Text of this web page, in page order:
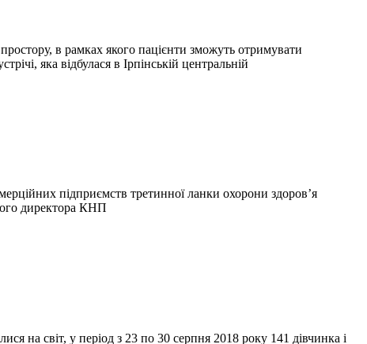
в рамках якого пацієнти зможуть отримувати
яка відбулася в Ірпінській центральній
підприємств третинної ланки охорони здоров’я
директора КНП
на світ, у період з 23 по 30 серпня 2018 року 141 дівчинка і